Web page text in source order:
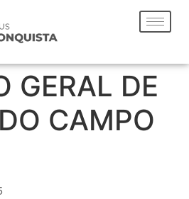
GERAL DE
CAMPO